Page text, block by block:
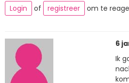
Login of registreer om te
6
Ik